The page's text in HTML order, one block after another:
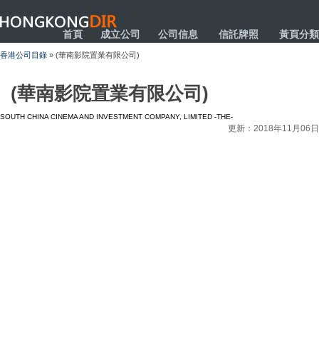
HONGKONGDIR
首頁 成立公司 公司信息 信託牌照 黃頁分類
香港公司目錄 » (華南影院置業有限公司)
(華南影院置業有限公司)
SOUTH CHINA CINEMA AND INVESTMENT COMPANY, LIMITED -THE-
更新：2018年11月06日